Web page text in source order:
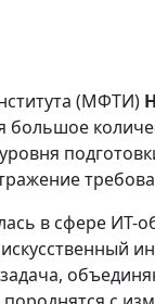
(МФТИ) Н
большое
в сфере ИT-